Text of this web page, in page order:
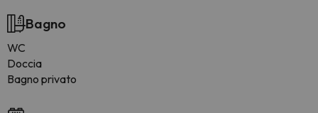
Bagno
WC
Doccia
Bagno privato